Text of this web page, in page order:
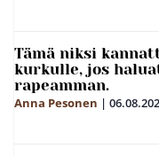
Tämä niksi
kurkulle, jos
rapeamman.
Anna Pesonen |